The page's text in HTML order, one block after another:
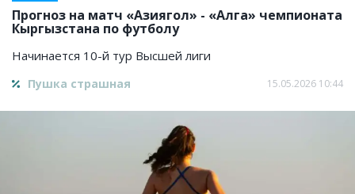
Прогноз на матч «Азиягол» - «Алга» чемпионата
Кыргызстана по футболу
Начинается 10-й тур Высшей лиги
Пушка страшная 15.05.2026 10:44